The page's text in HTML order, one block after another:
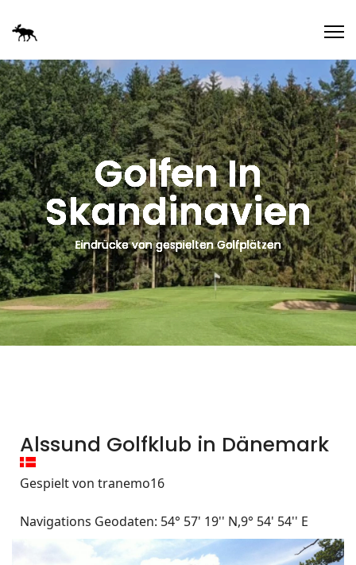
Golfen In
Skandinavien
Eindrücke von gespielten Golfplätzen
Alssund Golfklub in Dänemark
Gespielt von tranemo16
Navigations Geodaten: 54° 57' 19'' N,9° 54' 54'' E